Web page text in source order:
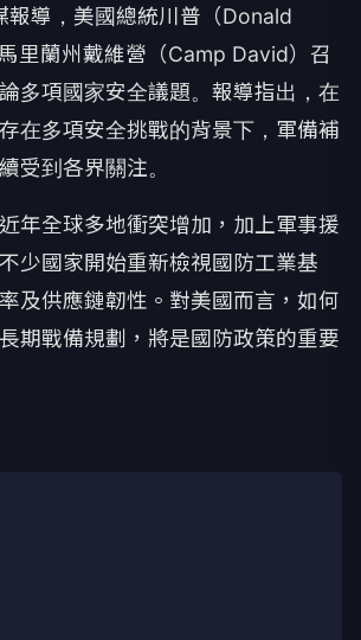
報導，美國總統川普（Donald
里蘭州戴維營（Camp David）召
多項國家安全議題。報導指出，在
在多項安全挑戰的背景下，軍備補
受到各界關注。
年全球多地衝突增加，加上軍事援
少國家開始重新檢視國防工業基
及供應鏈韌性。對美國而言，如何
期戰備規劃，將是國防政策的重要